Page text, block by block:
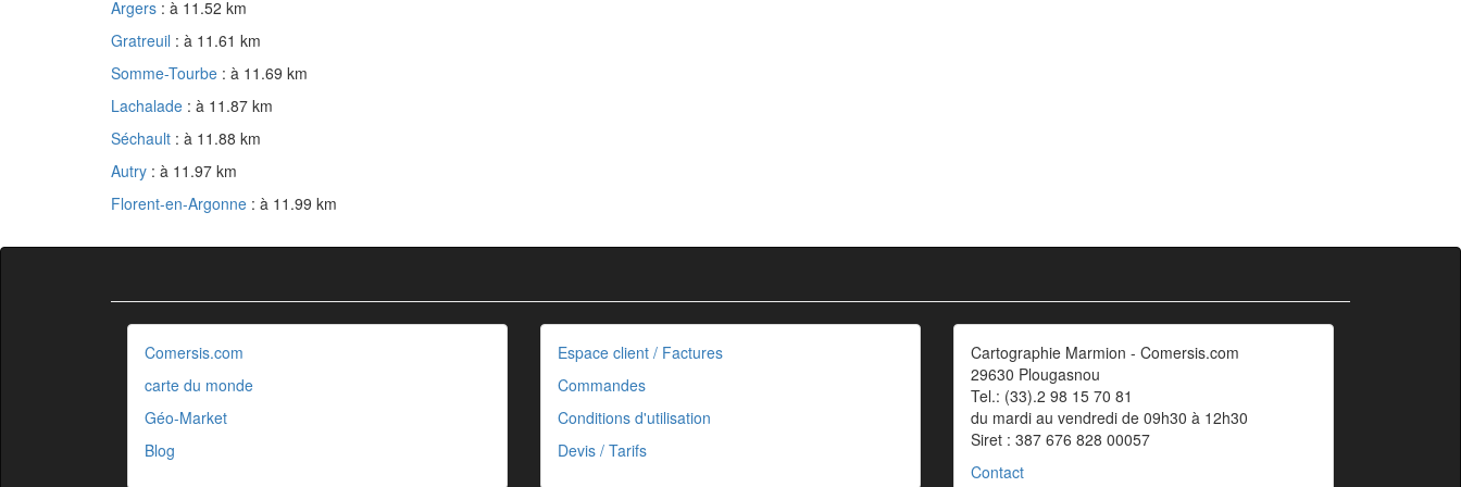
Argers : à 11.52 km
Gratreuil : à 11.61 km
Somme-Tourbe : à 11.69 km
Lachalade : à 11.87 km
Séchault : à 11.88 km
Autry : à 11.97 km
Florent-en-Argonne : à 11.99 km
Comersis.com
carte du monde
Géo-Market
Blog
Espace client / Factures
Commandes
Conditions d'utilisation
Devis / Tarifs
Cartographie Marmion - Comersis.com
29630 Plougasnou
Tel.: (33).2 98 15 70 81
du mardi au vendredi de 09h30 à 12h30
Siret : 387 676 828 00057
Contact